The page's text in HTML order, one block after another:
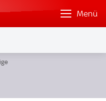
Menü